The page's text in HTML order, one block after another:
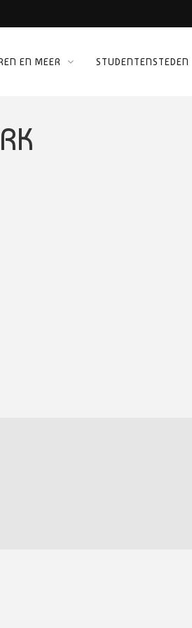
EN MEER STUDENTENSTEDEN